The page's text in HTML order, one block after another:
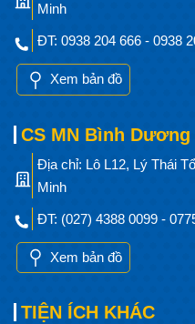
Minh
ĐT: 0938 204 666 - 0938
Xem bản đồ
CS MN Bình Dương
Địa chỉ: Lô L12, Lý Thái
Minh
ĐT: (027) 4388 0099 -
Xem bản đồ
TIỆN ÍCH KHÁC